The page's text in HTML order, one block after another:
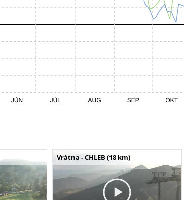
Vrátna - CHLEB (18 km)